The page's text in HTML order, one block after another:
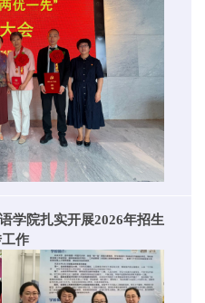
学院扎实开展2026年招生
作